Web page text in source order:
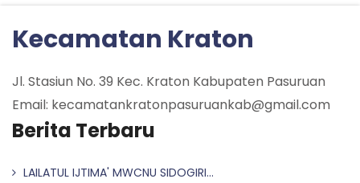
Kecamatan Kraton
Jl. Stasiun No. 39 Kec. Kraton Kabupaten Pasuruan
Email: kecamatankratonpasuruankab@gmail.com
Berita Terbaru
LAILATUL IJTIMA' MWCNU SIDOGIRI...